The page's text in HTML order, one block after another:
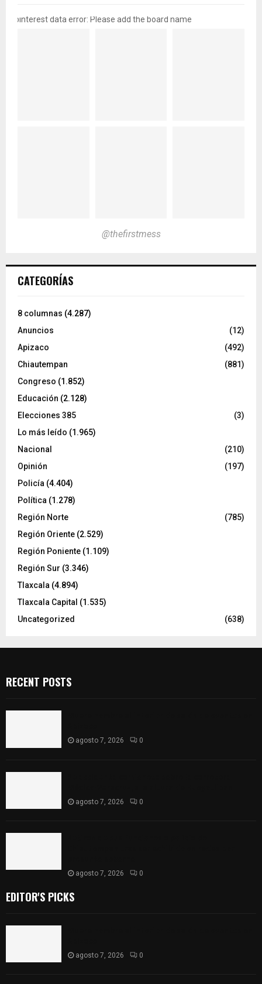
pinterest data error: Please add the board name
@thefirstmess
CATEGORÍAS
8 columnas (4.287)
Anuncios
(12)
Apizaco
(492)
Chiautempan
(881)
Congreso (1.852)
Educación (2.128)
Elecciones 385
(3)
Lo más leído (1.965)
Nacional
(210)
Opinión
(197)
Policía (4.404)
Política (1.278)
Región Norte
(785)
Región Oriente (2.529)
Región Poniente (1.109)
Región Sur (3.346)
Tlaxcala (4.894)
Tlaxcala Capital (1.535)
Uncategorized
(638)
RECENT POSTS
agosto 7, 2026 0
agosto 7, 2026 0
agosto 7, 2026 0
EDITOR'S PICKS
agosto 7, 2026 0